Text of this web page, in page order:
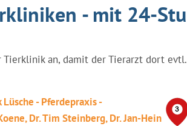
- mit 24-
an, damit der Tierarzt dort
- Pferdepraxis -
Dr. Tim Steinberg, Dr. Jan-Hein